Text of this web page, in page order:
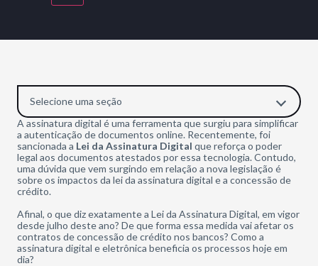
Selecione uma seção
A assinatura digital é uma ferramenta que surgiu para simplificar
a autenticação de documentos online. Recentemente, foi
sancionada a Lei da Assinatura Digital que reforça o poder
legal aos documentos atestados por essa tecnologia. Contudo,
uma dúvida que vem surgindo em relação a nova legislação é
sobre os impactos da lei da assinatura digital e a concessão de
crédito.
Afinal, o que diz exatamente a Lei da Assinatura Digital, em vigor
desde julho deste ano? De que forma essa medida vai afetar os
contratos de concessão de crédito nos bancos? Como a
assinatura digital e eletrônica beneficia os processos hoje em
dia?